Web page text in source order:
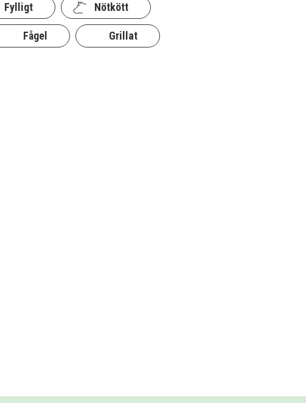
Fylligt Nötkött
Fågel Grillat